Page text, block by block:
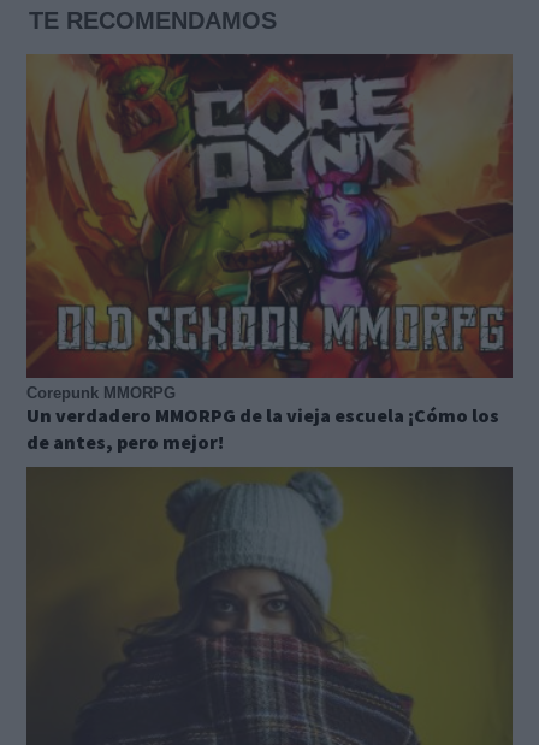
TE RECOMENDAMOS
Corepunk MMORPG
Un verdadero MMORPG de la vieja escuela ¡Cómo los
de antes, pero mejor!